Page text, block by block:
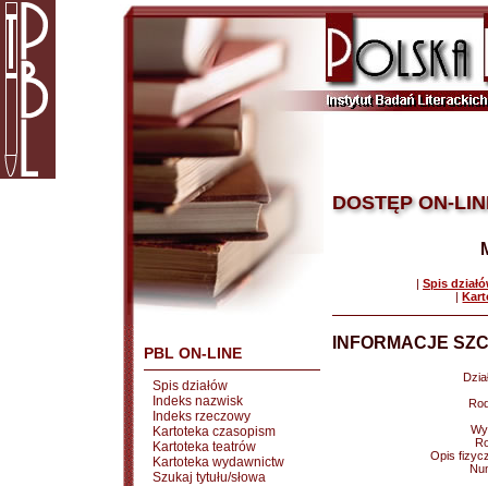
PBL ON-LINE
Spis działów
Indeks nazwisk
Indeks rzeczowy
Kartoteka czasopism
Kartoteka teatrów
Kartoteka wydawnictw
Szukaj tytułu/słowa
DOSTĘP ON-
| Spis
|
INFORMACJE
Opis